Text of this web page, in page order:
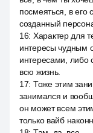
посмеяться, в его
созданный
16: Характер для
интересы чудным
интересами, либо
всю жизнь.
17: Тоже этим
занимался и
он может всем
только вайб